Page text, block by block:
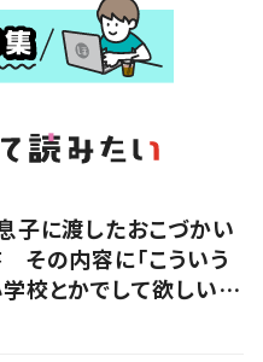
子に渡したおこづかい
その内容に「こういう
校とかでして欲しい」